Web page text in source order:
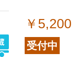
￥5,200
受付中